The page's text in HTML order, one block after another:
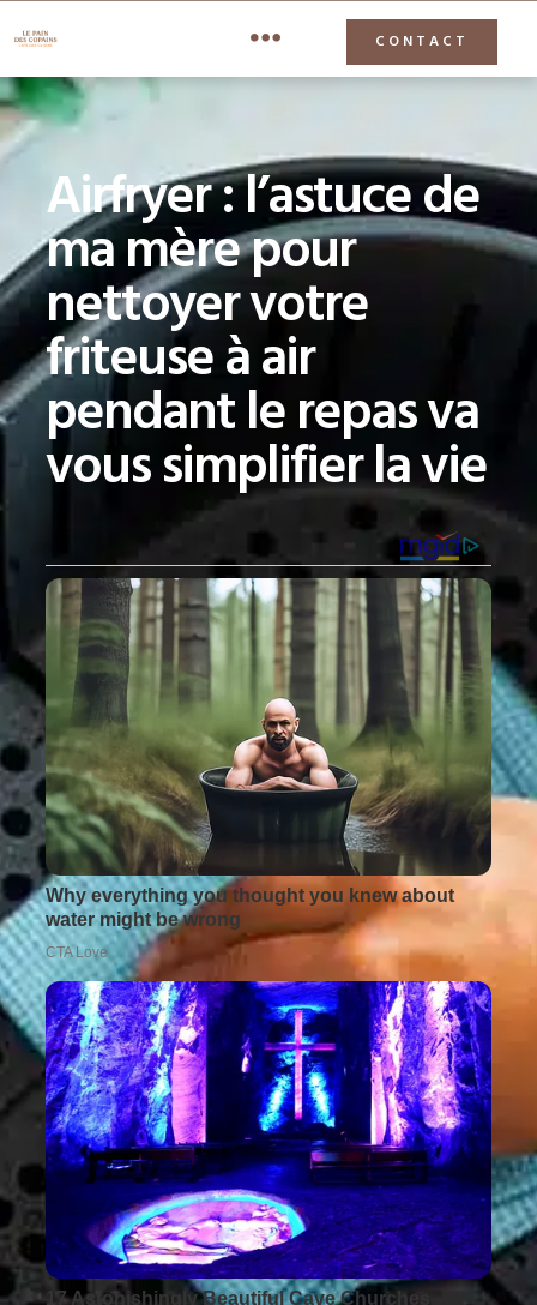
CONTACT
Airfryer : l’astuce de
ma mère pour
nettoyer votre
friteuse à air
pendant le repas va
vous simplifier la vie